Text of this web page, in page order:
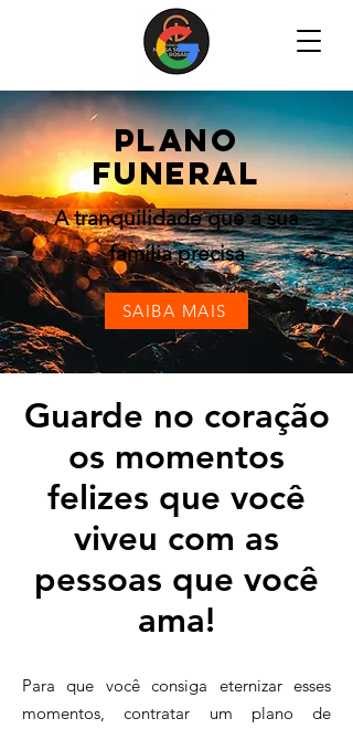
Plano
funeral
A tranquilidade que a sua
família precisa
SAIBA MAIS
Guarde no coração
os momentos
felizes que você
viveu com as
pessoas que você
ama!
Para que você consiga eternizar esses
momentos, contratar um plano de